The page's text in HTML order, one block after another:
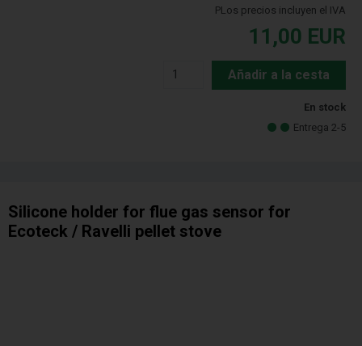
PLos precios incluyen el IVA
11,00 EUR
Añadir a la cesta
En stock
Entrega 2-5
Silicone holder for flue gas sensor for
Ecoteck / Ravelli pellet stove